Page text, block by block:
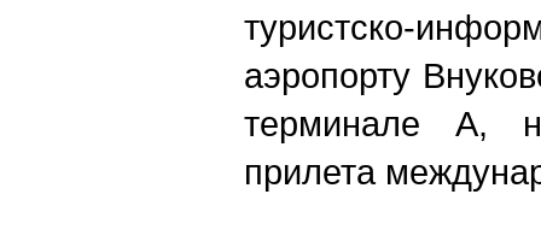
туристско-
аэропорту
терминале А,
прилета